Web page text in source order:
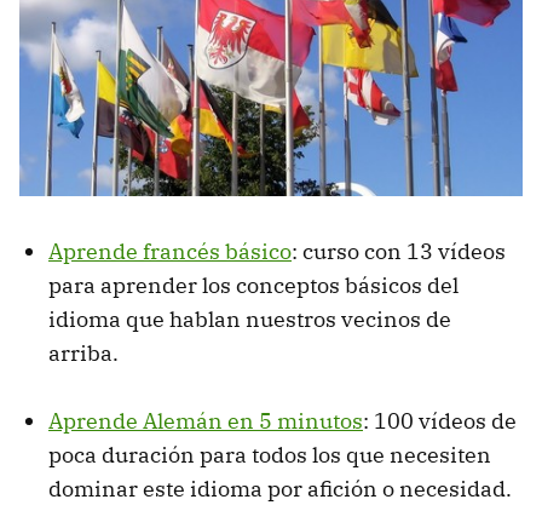
Aprende francés básico: curso con 13 vídeos
para aprender los conceptos básicos del
idioma que hablan nuestros vecinos de
arriba.
Aprende Alemán en 5 minutos: 100 vídeos de
poca duración para todos los que necesiten
dominar este idioma por afición o necesidad.